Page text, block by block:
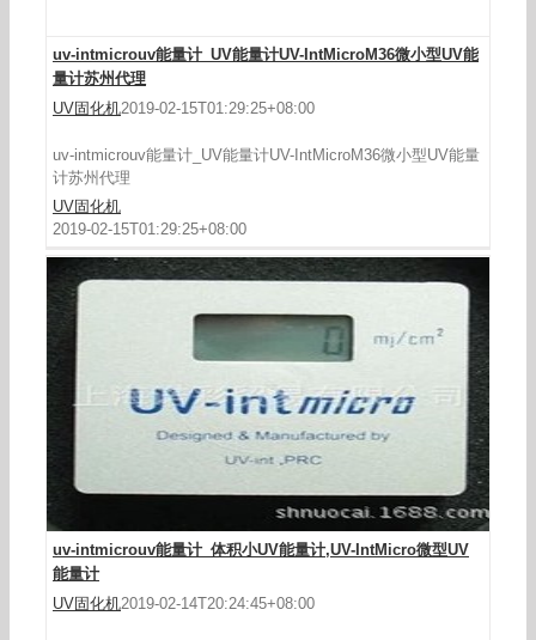
uv-intmicrouv能量计_UV能量计UV-IntMicroM36微小型UV能
量计苏州代理
UV固化机2019-02-15T01:29:25+08:00
uv-intmicrouv能量计_UV能量计UV-IntMicroM36微小型UV能量
计苏州代理
UV固化机
2019-02-15T01:29:25+08:00
IntMicro微型UV能量计
uv-intmicrouv能量计_体积小UV能量计,UV-IntMicro微型UV
能量计
UV固化机2019-02-14T20:24:45+08:00
IntMicro微型UV能量计